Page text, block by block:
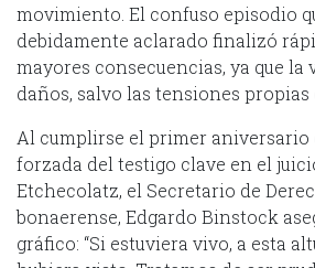
movimiento. El confuso episodio
debidamente aclarado finalizó
mayores consecuencias, ya que
daños, salvo las tensiones propias
Al cumplirse el primer aniversario
forzada del testigo clave en el
Etchecolatz, el Secretario de
bonaerense, Edgardo Binstock
gráfico: “Si estuviera vivo, a esta